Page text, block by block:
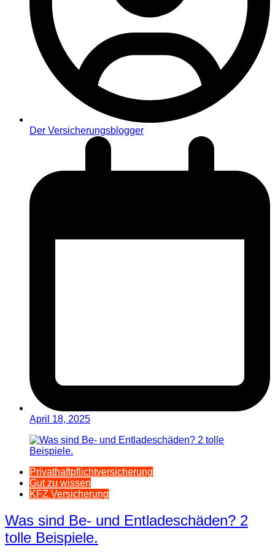
Der Versicherungsblogger
April 18, 2025
Privathaftpflichtversicherung
Gut zu wissen
KFZ Versicherung
Was sind Be- und Entladeschäden? 2
tolle Beispiele.